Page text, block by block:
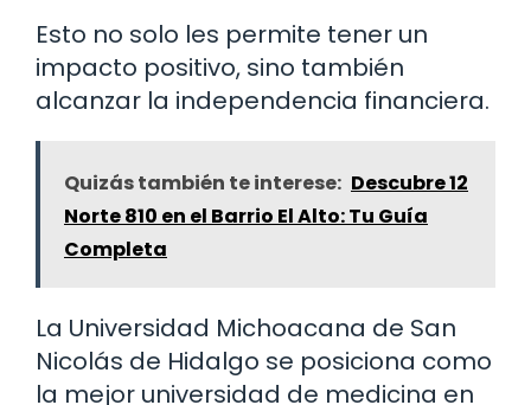
Esto no solo les permite tener un
impacto positivo, sino también
alcanzar la independencia financiera.
Quizás también te interese: Descubre 12
Norte 810 en el Barrio El Alto: Tu Guía
Completa
La Universidad Michoacana de San
Nicolás de Hidalgo se posiciona como
la mejor universidad de medicina en